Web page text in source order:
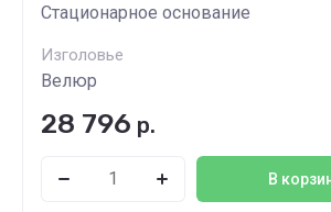
Стационарное основание
Изголовье
Велюр
28 796 р.
В